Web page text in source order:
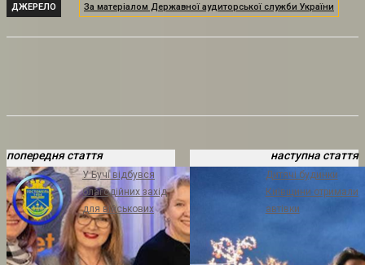
ДЖЕРЕЛО За матеріалом Державної аудиторської служби України
попередня стаття
У Бучі відбувся
благодійних захід
для військових
наступна стаття
Дитячі будинки
Київщини отримали
автівки